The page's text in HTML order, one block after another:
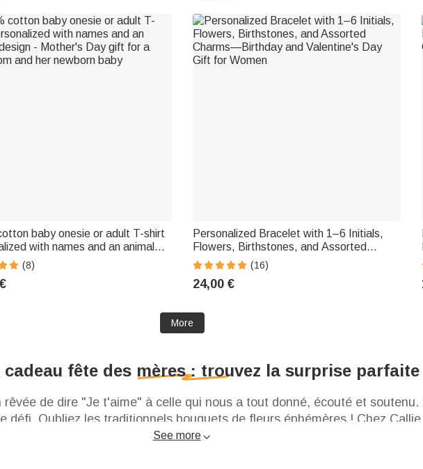
baby onesie or adult T-shirt
with names and an animal
Mother's Day gift for a new mom
newborn baby
(8)
Personalized Bracelet with 1–6 Initials,
Flowers, Birthstones, and Assorted
Charms—Birthday and Valentine's Day
Gift for Women
(16)
24,00 €
More
cadeau fête des mères : trouvez la surprise parfaite
de dire "Je t'aime" à celle qui nous a tout donné, écouté et
Oubliez les traditionnels bouquets de fleurs éphémères ! Chez
qui fera fondre son cœur. Offrir un cadeau personnalisé maman, c'est
See more